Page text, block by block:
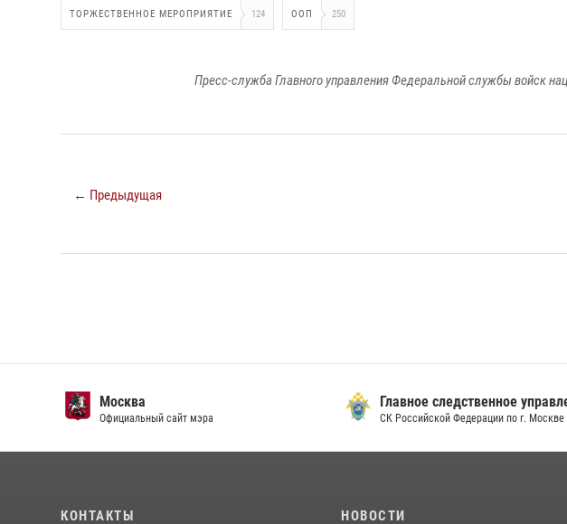
ТОРЖЕСТВЕННОЕ МЕРОПРИЯТИЕ 124 ООП 250
Пресс-служба Главного управления Федеральной службы войск
← Предыдущая
Москва
Официальный сайт мэра
Главное следственное
СК Российской Федерации по г. Москве
КОНТАКТЫ НОВОСТИ